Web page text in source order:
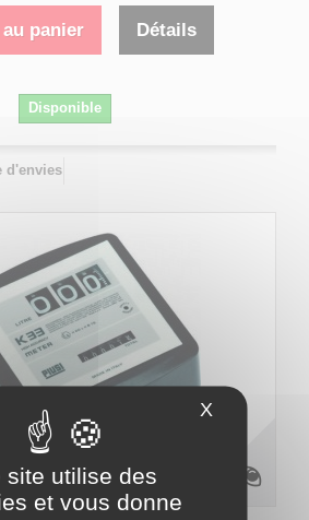
site utilise des
et vous donne
X Masquer
panier Détails
Disponible
d'envies